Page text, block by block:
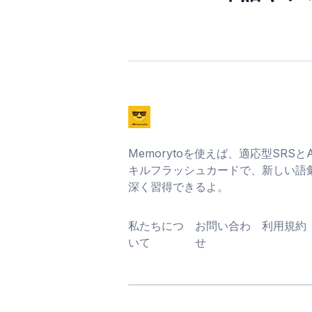
Memorytoを使えば、適応型SRSと
キルフラッシュカードで、新しい語
深く習得できるよ。
私たちにつ
いて
お問い合わ
せ
利用規約